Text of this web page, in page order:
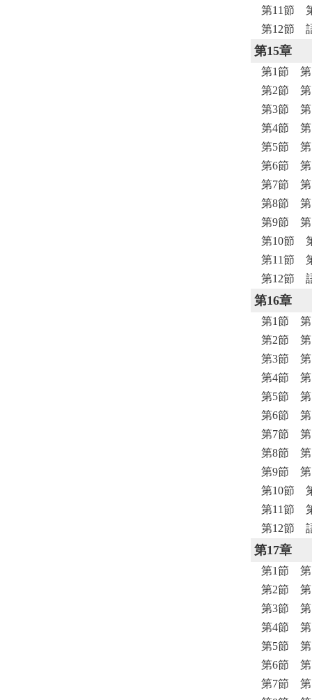
第11節
第12節
第15章
第1節 第
第2節 第
第3節 第
第4節 第
第5節 第
第6節 第
第7節 第
第8節 第
第9節 第
第10節
第11節
第12節
第16章
第1節 第
第2節 第
第3節 第
第4節 第
第5節 第
第6節 第
第7節 第
第8節 第
第9節 第
第10節
第11節
第12節
第17章
第1節 第
第2節 第
第3節 第
第4節 第
第5節 第
第6節 第
第7節 第